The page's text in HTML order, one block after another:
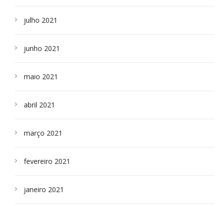
julho 2021
junho 2021
maio 2021
abril 2021
março 2021
fevereiro 2021
janeiro 2021